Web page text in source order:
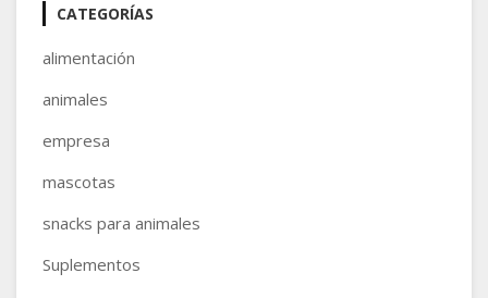
CATEGORÍAS
alimentación
animales
empresa
mascotas
snacks para animales
Suplementos